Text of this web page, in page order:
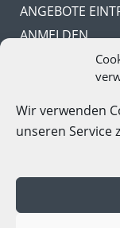
Wir verwenden
unseren Service
ANGEBOTE
ANMELDEN
PASSWORT
In Kooperation
Copyright ©